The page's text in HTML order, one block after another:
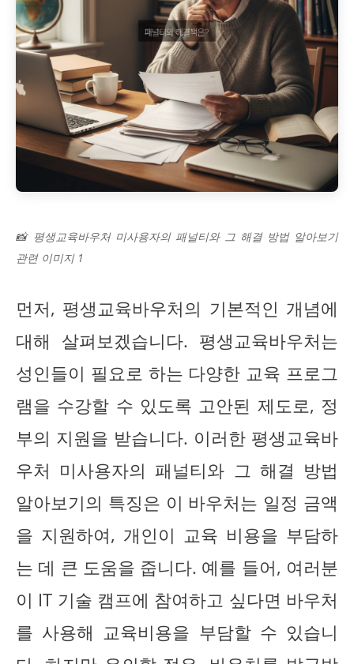
📸 평생교육바우처 미사용자의 패널티와 그 해결 방법 알아보기
관련 이미지 1
먼저, 평생교육바우처의 기본적인 개념에
대해 살펴보겠습니다. 평생교육바우처는
성인들이 필요로 하는 다양한 교육 프로그
램을 수강할 수 있도록 고안된 제도로, 정
부의 지원을 받습니다. 이러한 평생교육바
우처 미사용자의 패널티와 그 해결 방법
알아보기의 특징은 이 바우처는 일정 금액
을 지원하여, 개인이 교육 비용을 부담하
는 데 큰 도움을 줍니다. 예를 들어, 여러분
이 IT 기술 캠프에 참여하고 싶다면 바우처
를 사용해 교육비용을 부담할 수 있습니